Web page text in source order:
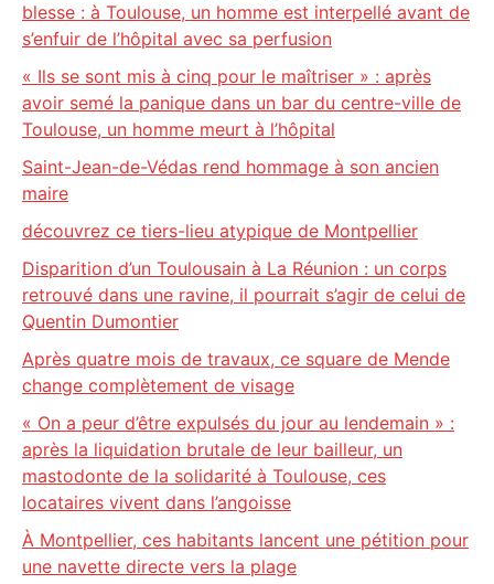
blesse : à Toulouse, un homme est interpellé avant de
s’enfuir de l’hôpital avec sa perfusion
« Ils se sont mis à cinq pour le maîtriser » : après
avoir semé la panique dans un bar du centre-ville de
Toulouse, un homme meurt à l’hôpital
Saint-Jean-de-Védas rend hommage à son ancien
maire
découvrez ce tiers-lieu atypique de Montpellier
Disparition d’un Toulousain à La Réunion : un corps
retrouvé dans une ravine, il pourrait s’agir de celui de
Quentin Dumontier
Après quatre mois de travaux, ce square de Mende
change complètement de visage
« On a peur d’être expulsés du jour au lendemain » :
après la liquidation brutale de leur bailleur, un
mastodonte de la solidarité à Toulouse, ces
locataires vivent dans l’angoisse
À Montpellier, ces habitants lancent une pétition pour
une navette directe vers la plage